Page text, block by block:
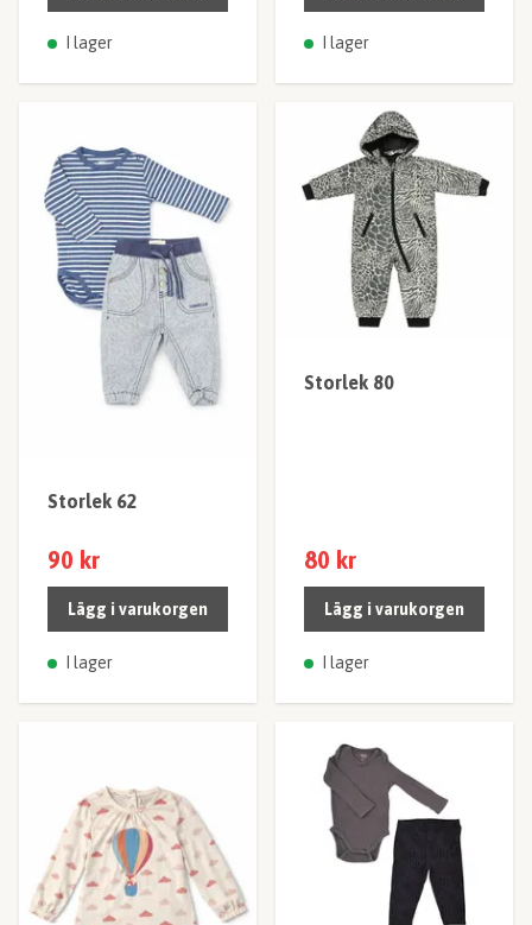
I lager I lager
Storlek 62
90 kr
Lägg i varukorgen
I lager
Storlek 80
80 kr
Lägg i varukorgen
I lager